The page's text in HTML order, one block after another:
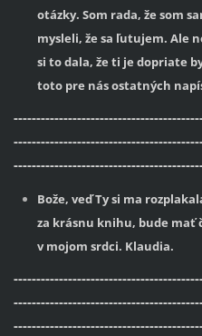
otázky. Som rada, že som
mysleli, že sa ľutujem. Ale
si to dala, že ti je dopriate
toto pre nás ostatných
Bože, veď Ty si ma
za krásnu knihu, bude mať
v mojom srdci. Klaudia.